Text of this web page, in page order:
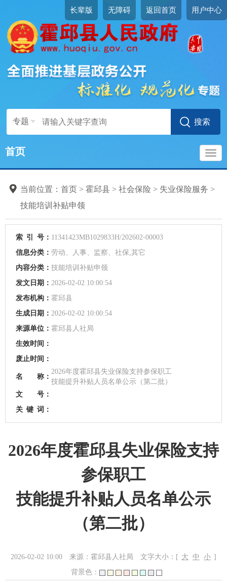
长辈版 无障碍 返回首页 用户中心
专题
首页
当前位置： 首页 > 霍邱县 > 社会保险 > 失业保险服务 >
技能培训补贴申领
索 引 号： 11341423MB1029833H/202602-00003
信息分类： 劳动、人事、监察、社保,其它
内容分类： 技能培训补贴申领
发文日期： 2026-02-02 10:00:54
发布机构： 霍邱县
生成日期： 2026-02-02 10:00:54
来源单位： 霍邱县人社局
生效时间：
废止时间：
名 称：
2026年度霍邱县失业保险支持参保职工
技能提升补贴人员名单公示（第二批）
文 号：
关 键 词：
2026年度霍邱县失业保险支持
参保职工
技能提升补贴人员名单公示
（第二批）
2026-02-02 10:00 来源：霍邱县人社局 文字大小：[ 大 中 小 ]
背景色：